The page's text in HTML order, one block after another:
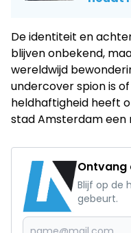
De identiteit en
blijven onbekend,
wereldwijd
undercover spion is
heldhaftigheid heeft
stad Amsterdam een
Ontvang
Blijf op de
gebeurt.